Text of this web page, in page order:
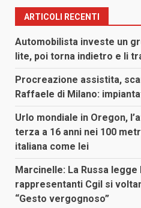
ARTICOLI RECENTI
Automobilista investe un
lite, poi torna indietro e li
Procreazione assistita,
Raffaele di Milano:
Urlo mondiale in Oregon,
terza a 16 anni nei 100
italiana come lei
Marcinelle: La Russa
rappresentanti Cgil si
“Gesto vergognoso”